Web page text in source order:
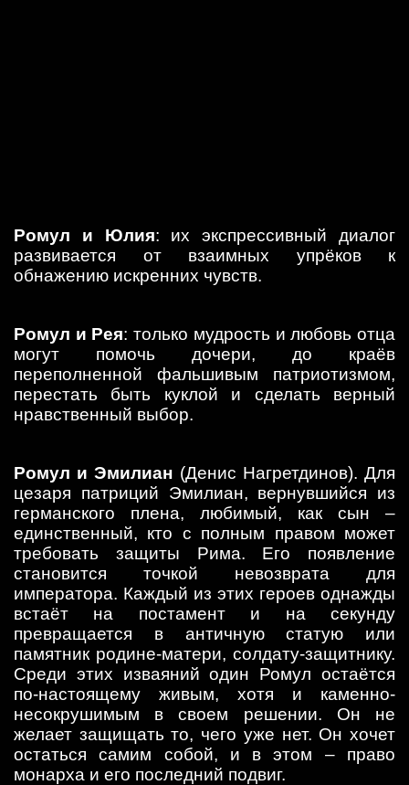
Ромул и Юлия: их экспрессивный диалог
развивается от взаимных упрёков к
обнажению искренних чувств.
Ромул и Рея: только мудрость и любовь отца
могут помочь дочери, до краёв
переполненной фальшивым патриотизмом,
перестать быть куклой и сделать верный
нравственный выбор.
Ромул и Эмилиан (Денис Нагретдинов). Для
цезаря патриций Эмилиан, вернувшийся из
германского плена, любимый, как сын –
единственный, кто с полным правом может
требовать защиты Рима. Его появление
становится точкой невозврата для
императора. Каждый из этих героев однажды
встаёт на постамент и на секунду
превращается в античную статую или
памятник родине-матери, солдату-защитнику.
Среди этих изваяний один Ромул остаётся
по-настоящему живым, хотя и каменно-
несокрушимым в своем решении. Он не
желает защищать то, чего уже нет. Он хочет
остаться самим собой, и в этом – право
монарха и его последний подвиг.